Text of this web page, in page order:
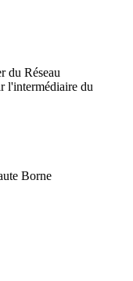
du Réseau
l'intermédiaire du
Borne